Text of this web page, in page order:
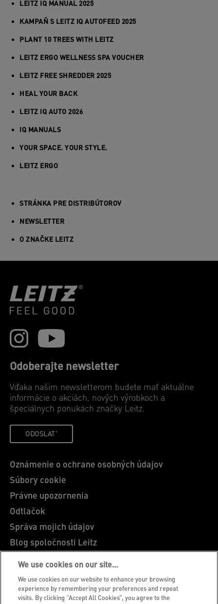
LEITZ IQ MANUAL 2025
KAMPAŇ S LEITZ IQ AUTOFEED 2025
PLANT 10 TREES WITH LEITZ
LEITZ ERGO WELLNESS SPA VOUCHER
LEITZ FREE SHREDDER 2025
HEAL YOUR BACK
LEITZ IQ AUTO 2026
IQ MANUALS
YOUR SPACE. YOUR STYLE.
LEITZ ERGO
STRÁNKA PRE DISTRIBÚTOROV
NEWSLETTER
O ZNAČKE LEITZ
Odoberajte newsletter
Vďaka našim newsletterom budete mať aktuálne
informácie o akciách, nových výrobkoch a
špeciálnych ponukách značky Leitz.
ODOSLAT'
Oznámenie o ochrane osobných údajov
Súbory cookie
Právne upozornenia
Odtlačok
Správa mojich údajov
Blog spoločnosti Leitz
Kariéra
Leitz EasyPrint
Zákaznícka podpora
We use cookies on our site…
We use cookies on our website to enhance your browsing
experience by remembering your preferences and repeat
visits. By clicking “Accept All Cookies”, you agree to the